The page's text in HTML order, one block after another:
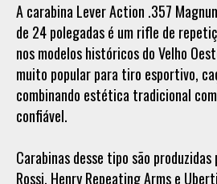
A carabina Lever Action .357
de 24 polegadas é um rifle de
nos modelos históricos do Velho
muito popular para tiro esportivo,
combinando estética tradicional
confiável.
Carabinas desse tipo são
Rossi, Henry Repeating Arms e